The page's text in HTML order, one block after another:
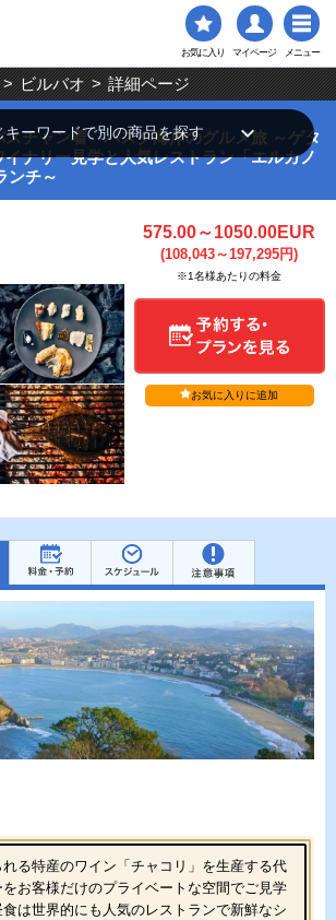
お気に入り マイページ メニュー
> ビルバオ > 詳細ページ
スチャン着 バスク海岸のグルメ旅 ～ゲタ
イナリー見学と人気レストラン「エルカノ
ンチ～
575.00～1050.00EUR
(108,043～197,295円)
※1名様あたりの料金
お気に入りに追加
る特産のワイン「チャコリ」を生産する代
お客様だけのプライベートな空間でご見学
は世界的にも人気のレストランで新鮮なシ
キーワードで別の商品を探す keyboard_arrow_down